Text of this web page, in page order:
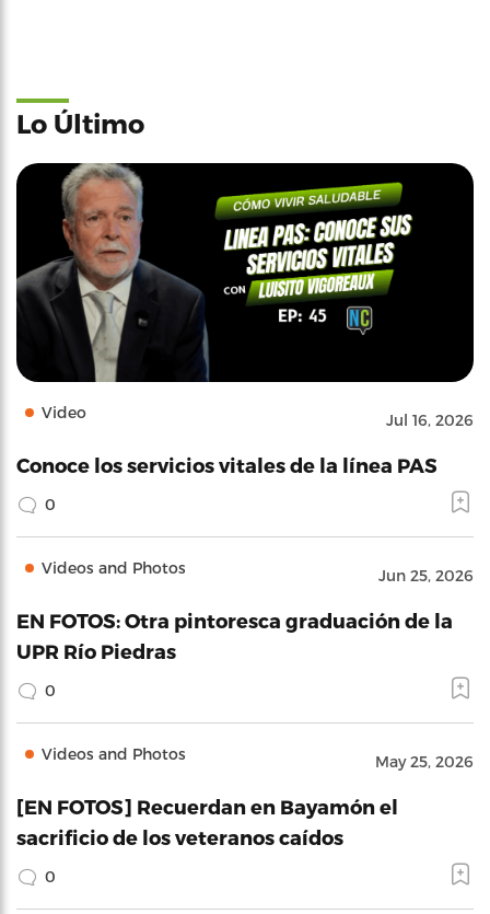
Lo Último
Video Jul 16, 2026
Conoce los servicios vitales de la línea PAS
0
Videos and Photos Jun 25, 2026
EN FOTOS: Otra pintoresca graduación de la
UPR Río Piedras
0
Videos and Photos May 25, 2026
[EN FOTOS] Recuerdan en Bayamón el
sacrificio de los veteranos caídos
0